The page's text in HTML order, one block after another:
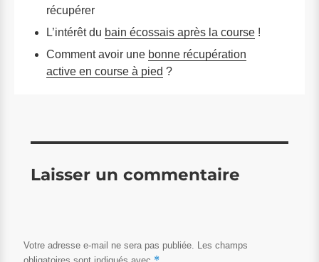
récupérer
L’intérêt du bain écossais après la course !
Comment avoir une bonne récupération
active en course à pied ?
Laisser un commentaire
Votre adresse e-mail ne sera pas publiée.
Les champs